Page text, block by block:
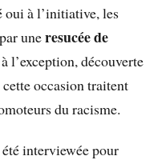
oui à l’initiative, les
uneresucée de
l’exception, découverte
occasion traitent
du racisme.
interviewée pour